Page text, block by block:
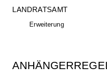
LANDRATSAMT
Erweiterung